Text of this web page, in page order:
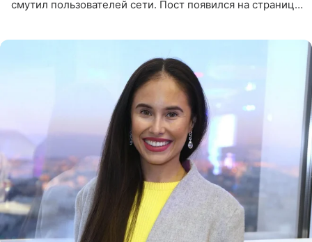
смутил пользователей сети. Пост появился на странице